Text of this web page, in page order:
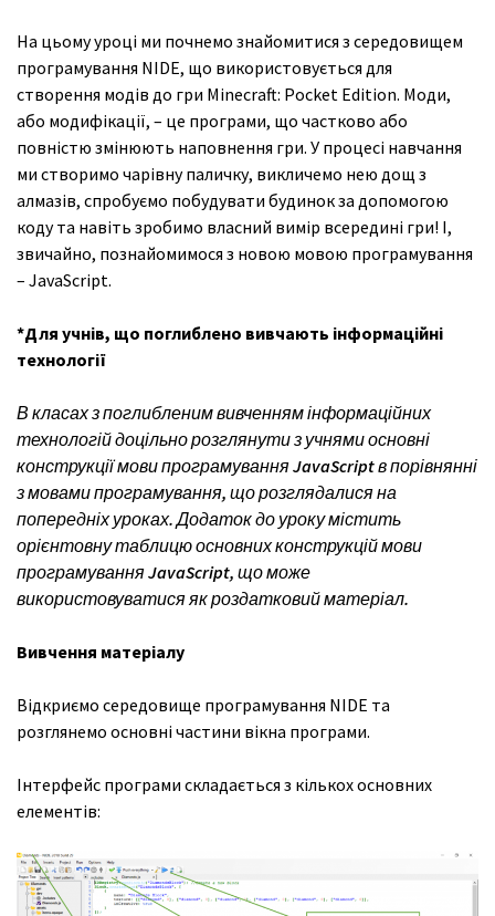
На цьому уроці ми почнемо знайомитися з середовищем
програмування NIDE, що використовується для
створення модів до гри Minecraft: Pocket Edition. Моди,
або модифікації, – це програми, що частково або
повністю змінюють наповнення гри. У процесі навчання
ми створимо чарівну паличку, викличемо нею дощ з
алмазів, спробуємо побудувати будинок за допомогою
коду та навіть зробимо власний вимір всередині гри! І,
звичайно, познайомимося з новою мовою програмування
– JavaScript.
*Для учнів, що поглиблено вивчають інформаційні
технології
В класах з поглибленим вивченням інформаційних
технологій доцільно розглянути з учнями основні
конструкції мови програмування JavaScript в порівнянні
з мовами програмування, що розглядалися на
попередніх уроках. Додаток до уроку містить
орієнтовну таблицю основних конструкцій мови
програмування JavaScript, що може
використовуватися як роздатковий матеріал.
Вивчення матеріалу
Відкриємо середовище програмування NIDE та
розглянемо основні частини вікна програми.
Інтерфейс програми складається з кількох основних
елементів: